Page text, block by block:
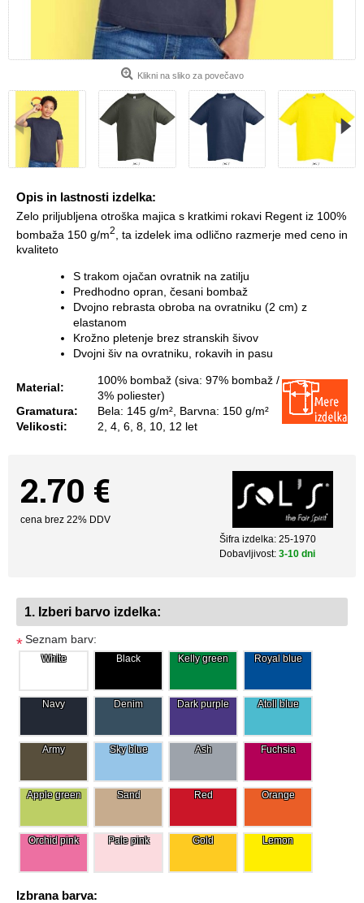
Klikni na sliko za povečavo
Opis in lastnosti izdelka:
Zelo priljubljena otroška majica s kratkimi rokavi Regent iz 100%
bombaža 150 g/m2
, ta izdelek ima odlično razmerje med ceno in
kvaliteto
S trakom ojačan ovratnik na zatilju
Predhodno opran, česani bombaž
Dvojno rebrasta obroba na ovratniku (2 cm) z
elastanom
Krožno pletenje brez stranskih šivov
Dvojni šiv na ovratniku, rokavih in pasu
Material:
100% bombaž (siva: 97% bombaž /
3% poliester)
Gramatura:
Bela: 145 g/m², Barvna: 150 g/m²
Velikosti:
2, 4, 6, 8, 10, 12 let
2.70 €
cena brez 22% DDV
Šifra izdelka: 25-1970
Dobavljivost: 3-10 dni
1. Izberi barvo izdelka:
*Seznam barv:
White Black Kelly green Royal blue
Navy Denim Dark purple Atoll blue
Army Sky blue Ash Fuchsia
Apple green Sand Red Orange
Orchid pink Pale pink Gold Lemon
Izbrana barva: